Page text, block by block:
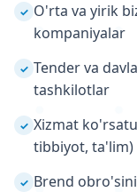
✓ O'rta va yirik
kompaniyalar
✓ Tender va
tashkilotlar
✓ Xizmat
tibbiyot, ta'lim)
✓ Brend